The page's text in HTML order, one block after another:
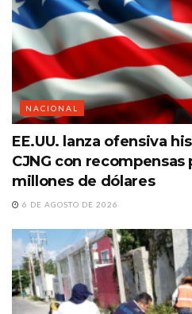
NACIONAL
EE.UU. lanza ofensiva
CJNG con recompensas
millones de dólares
6 DE AGOSTO DE 2026